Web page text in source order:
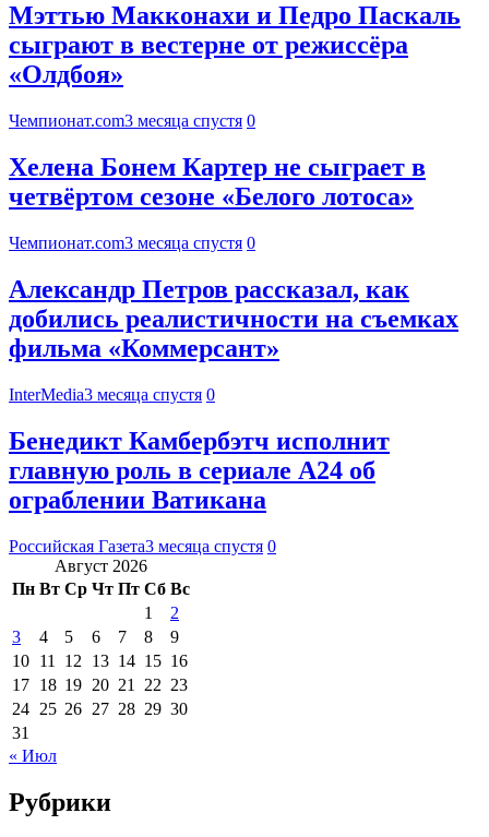
Мэттью Макконахи и Педро Паскаль
сыграют в вестерне от режиссёра
«Олдбоя»
Чемпионат.com3 месяца спустя 0
Хелена Бонем Картер не сыграет в
четвёртом сезоне «Белого лотоса»
Чемпионат.com3 месяца спустя 0
Александр Петров рассказал, как
добились реалистичности на съемках
фильма «Коммерсант»
InterMedia3 месяца спустя 0
Бенедикт Камбербэтч исполнит
главную роль в сериале А24 об
ограблении Ватикана
Российская Газета3 месяца спустя 0
Август 2026
Пн Вт Ср Чт Пт Сб Вс
1
2
3
4 5 6 7 8
9
10 11 12 13 14 15 16
17 18 19 20 21 22 23
24 25 26 27 28 29 30
31
« Июл
Рубрики